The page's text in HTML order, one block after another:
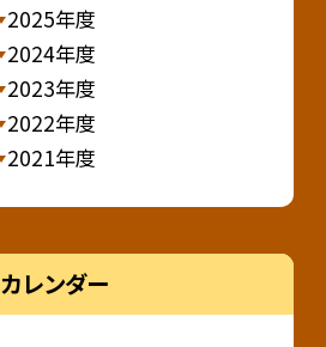
2025年度
2024年度
2023年度
2022年度
2021年度
カレンダー